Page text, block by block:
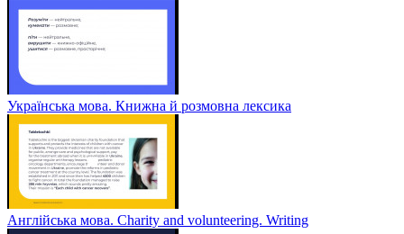
Українська мова. Книжна й розмовна лексика
Англійська мова. Charity and volunteering. Writing